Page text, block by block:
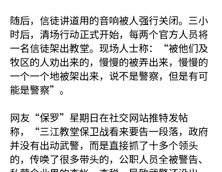
随后，信徒讲道用的音响被人强行关闭。三小
时后，清场行动正式开始，每两个官方人员将
一名信徒架出教堂。现场人士称：“被他们及
牧区的人劝出来的，慢慢的被弄出来，慢慢的
一个一个地被架出来，说不是警察，但是有可
能是警察”。
网友“保罗”星期日在社交网站推特发帖
称，“三江教堂保卫战看来要告一段落，政府
并没有出动武警，而是直接抓了十多个领头
的，传唤了很多带头的，公职人员全被警告、